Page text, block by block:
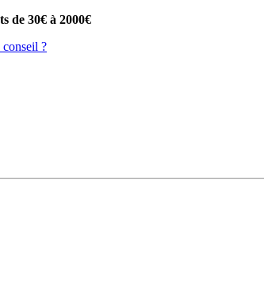
de 30€ à 2000€
?